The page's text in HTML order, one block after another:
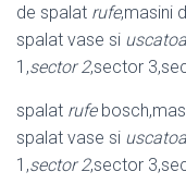
de spalat rufe,masini
spalat vase si
1,sector 2,sector
spalat rufe
spalat vase si
1,sector 2,sector